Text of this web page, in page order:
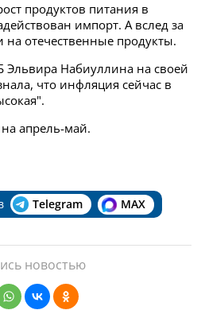
продуктов питания в
импорт. А вслед за
отечественные продукты.
Эльвира Набиуллина на своей
что инфляция сейчас в
апрель-май.
Telegram MAX
новостью